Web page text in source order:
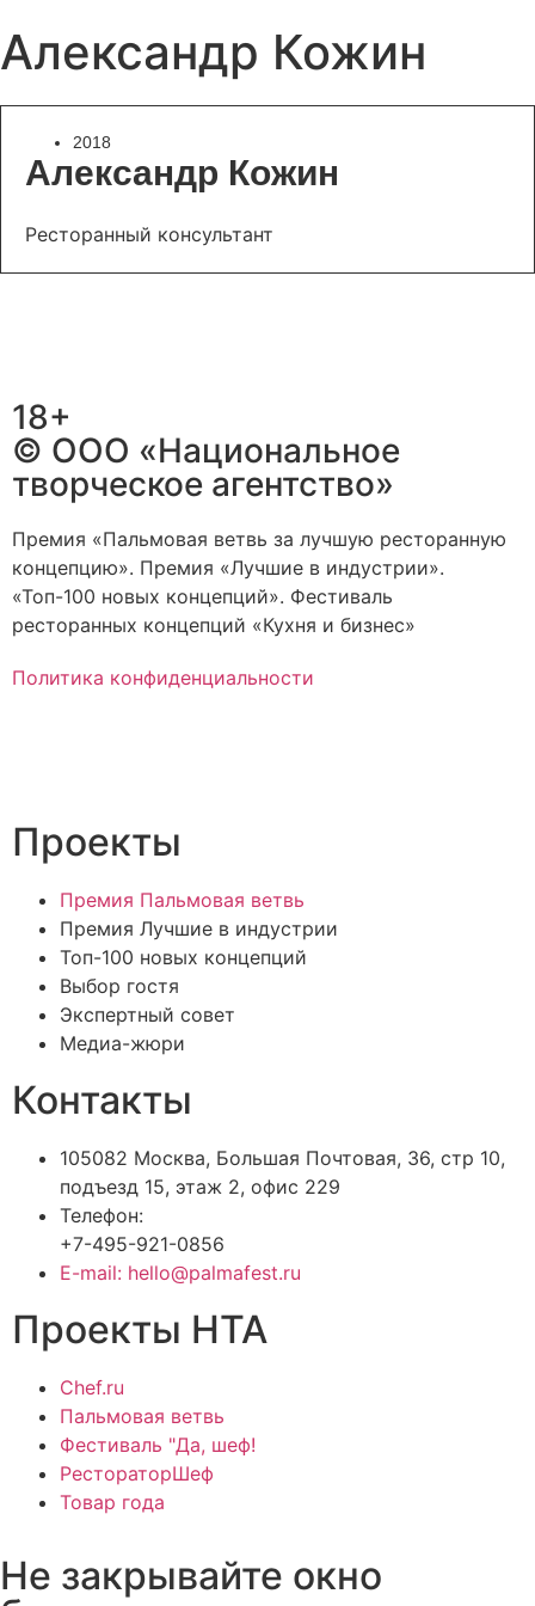
Александр Кожин
2018
Александр Кожин
Ресторанный консультант
18+
© ООО «Национальное
творческое агентство»
Премия «Пальмовая ветвь за лучшую ресторанную
концепцию». Премия «Лучшие в индустрии».
«Топ-100 новых концепций». Фестиваль
ресторанных концепций «Кухня и бизнес»
Политика конфиденциальности
Проекты
Премия Пальмовая ветвь
Премия Лучшие в индустрии
Топ-100 новых концепций
Выбор гостя
Экспертный совет
Медиа-жюри
Контакты
105082 Москва, Большая Почтовая, 36, стр 10,
подъезд 15, этаж 2, офис 229
Телефон:
+7-495-921-0856
E-mail: hello@palmafest.ru
Проекты НТА
Chef.ru
Пальмовая ветвь
Фестиваль "Да, шеф!
РестораторШеф
Товар года
Не закрывайте окно